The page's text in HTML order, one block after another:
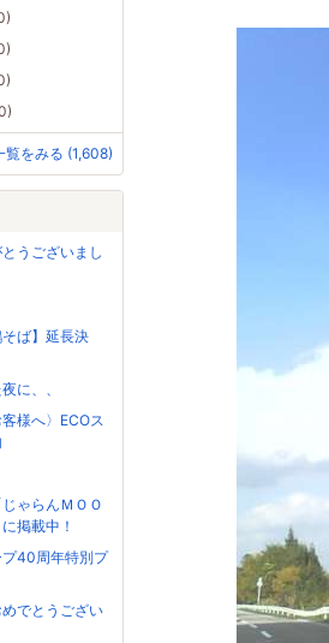
覧をみる (1,608)
うございまし
そば】延長決
に、、
客様へ〉ECOス
ゃらんＭＯＯ
掲載中！
40周年特別プ
でとうござい